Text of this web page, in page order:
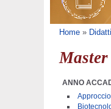
Tu sei
Home »
ANNO